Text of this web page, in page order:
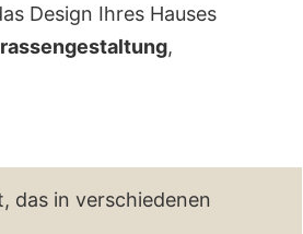
Design Ihres Hauses
,
das in verschiedenen